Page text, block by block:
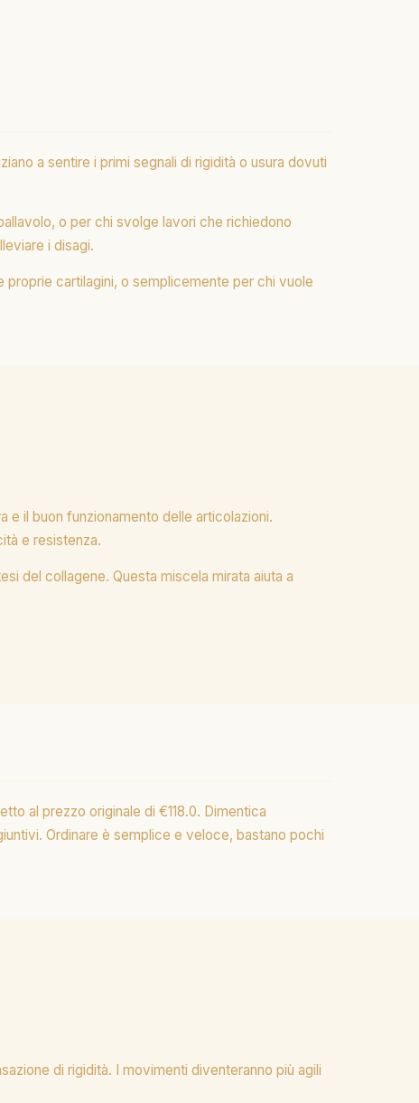
a sentire i primi segnali di rigidità o usura dovuti
o per chi svolge lavori che richiedono
i disagi.
cartilagini, o semplicemente per chi vuole
il buon funzionamento delle articolazioni.
e resistenza.
del collagene. Questa miscela mirata aiuta a
al prezzo originale di €118.0. Dimentica
Ordinare è semplice e veloce, bastano pochi
di rigidità. I movimenti diventeranno più agili